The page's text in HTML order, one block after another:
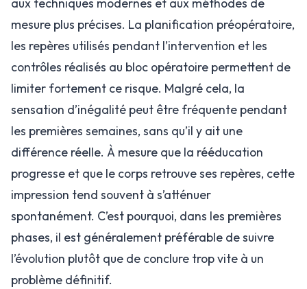
mesure plus précises. La planification préopératoire,
les repères utilisés pendant l’intervention et les
contrôles réalisés au bloc opératoire permettent de
limiter fortement ce risque. Malgré cela, la
sensation d’inégalité peut être fréquente pendant
les premières semaines, sans qu’il y ait une
différence réelle. À mesure que la rééducation
progresse et que le corps retrouve ses repères, cette
impression tend souvent à s’atténuer
spontanément. C’est pourquoi, dans les premières
phases, il est généralement préférable de suivre
l’évolution plutôt que de conclure trop vite à un
problème définitif.